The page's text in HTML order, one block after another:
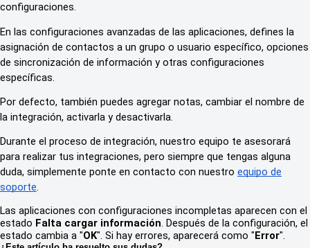
configuraciones.
En las configuraciones avanzadas de las aplicaciones, defines la
asignación de contactos a un grupo o usuario específico, opciones
de sincronización de información y otras configuraciones
específicas.
Por defecto, también puedes agregar notas, cambiar el nombre de
la integración, activarla y desactivarla.
Durante el proceso de integración, nuestro equipo te asesorará
para realizar tus integraciones, pero siempre que tengas alguna
duda, simplemente ponte en contacto con nuestro equipo de
soporte.
Las aplicaciones con configuraciones incompletas aparecen con el
estado Falta cargar información. Después de la configuración, el
estado cambia a "OK". Si hay errores, aparecerá como "Error".